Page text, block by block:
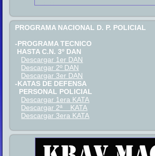
PROGRAMA NACIONAL D. P. POLICIAL
-PROGRAMA TECNICO
HASTA C.N. 3º DAN
Descargar 1er DAN
Descargar 2º DAN
Descargar 3er DAN
-KATAS DE DEFENSA
PERSONAL POLICIAL
Descargar 1era KATA
Descargar 2ª KATA
Descargar 3era KATA